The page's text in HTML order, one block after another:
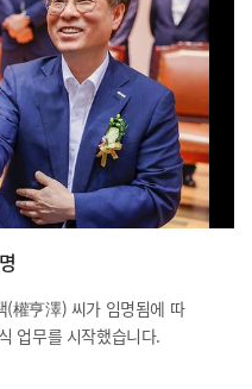
(權亨澤) 씨가 임명됨에 따
업무를 시작했습니다.